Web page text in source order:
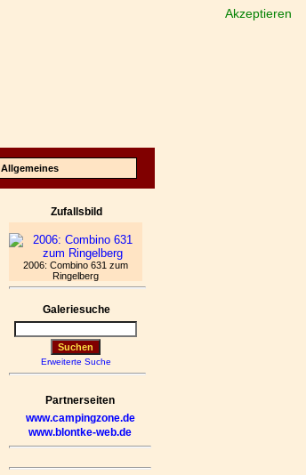
Allgemeines
Zufallsbild
2006: Combino 631 zum
Ringelberg
Galeriesuche
Erweiterte Suche
Partnerseiten
www.campingzone.de
www.blontke-web.de
Akzeptieren